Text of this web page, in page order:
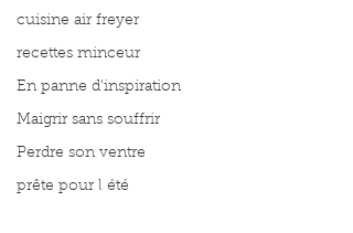
cuisine air freyer
recettes minceur
En panne d'inspiration
Maigrir sans souffrir
Perdre son ventre
prête pour l été